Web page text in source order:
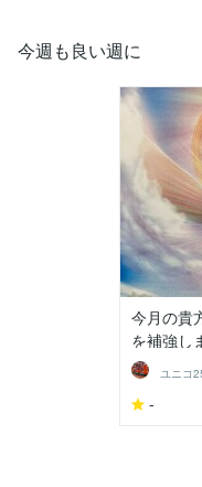
今週も良い週に
今月の貴
を補強し
ユニコ
-